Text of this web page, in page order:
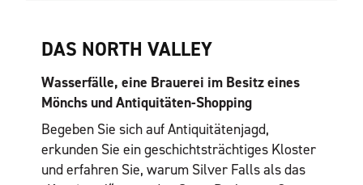
DAS NORTH VALLEY
Wasserfälle, eine Brauerei im Besitz eines
Mönchs und Antiquitäten-Shopping
Begeben Sie sich auf Antiquitätenjagd,
erkunden Sie ein geschichtsträchtiges Kloster
und erfahren Sie, warum Silver Falls als das